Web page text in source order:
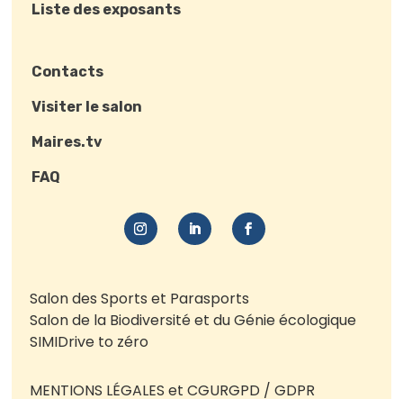
Liste des exposants
Contacts
Visiter le salon
Maires.tv
FAQ
Salon des Sports et Parasports
Salon de la Biodiversité et du Génie écologique
SIMIDrive to zéro
MENTIONS LÉGALES et CGURGPD / GDPR